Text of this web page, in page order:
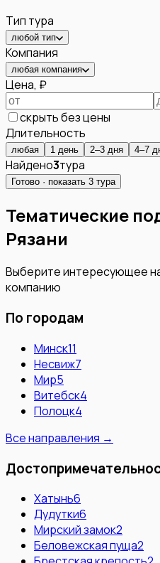
Тип тура
любой тип
Компания
любая компания
Цена, ₽
скрыть без цены
Длительность
любая 1 день 2–3 дня 4–7
Найдено3тура
Готово · показать 3 тура
Тематические
Рязани
Выберите интересующее
компанию
По городам
Минск11
Несвиж7
Мир5
Витебск4
Полоцк4
Все направления →
Хатынь6
Дудутки6
Мирский замок2
Беловежская пуща2